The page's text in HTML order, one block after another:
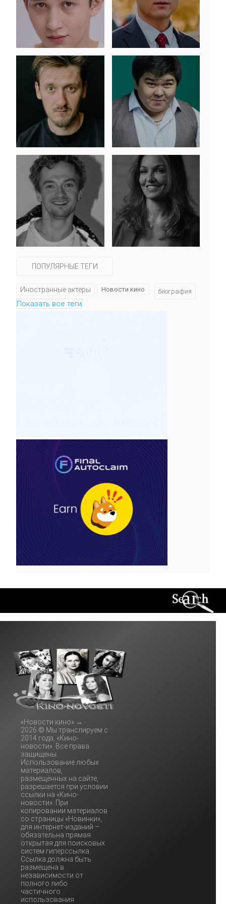
ПОПУЛЯРНЫЕ ТЕГИ
Иностранные актеры Новости кино биография
Показать все теги
«Новости кино» →
2026 © Мы транслируем с
2014 года, «Кино-
новости». Все права
защищены.
Использование любых
материалов,
размещённых на сайте,
разрешается при условии
ссылки на «Кино-
новости». При
копировании материалов
со страницы «Новинки»,
для интернет-изданий –
обязательна прямая
открытая для поисковых
систем гиперссылка.
Ссылка должна быть
размещена в
независимости от
полного либо
частичного
использования